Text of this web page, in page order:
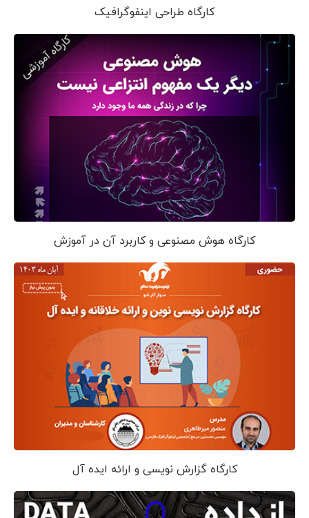
کارگاه طراحی اینفوگرافیک
کارگاه هوش مصنوعی و کاربرد آن در آموزش
کارگاه گزارش نویسی و ارائه ایده آل